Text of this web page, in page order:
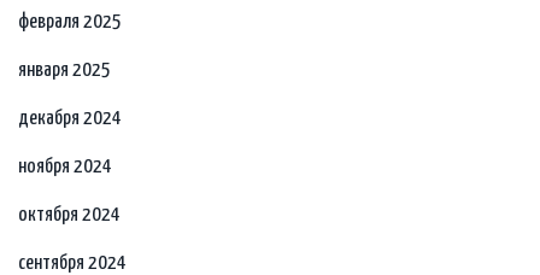
февраля 2025
января 2025
декабря 2024
ноября 2024
октября 2024
сентября 2024